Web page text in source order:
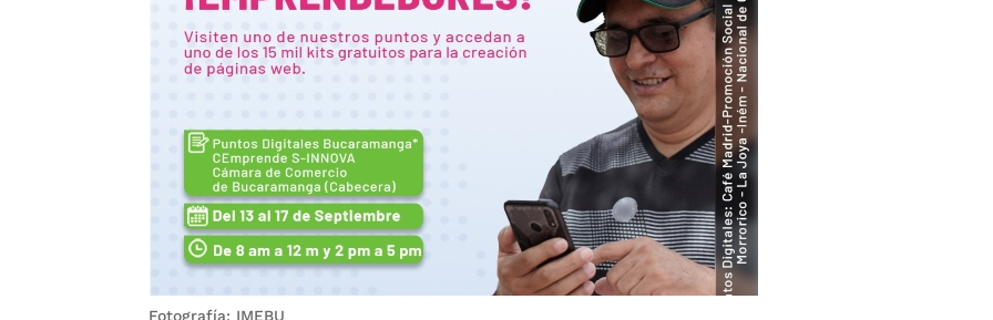
Fotografía: IMEBU